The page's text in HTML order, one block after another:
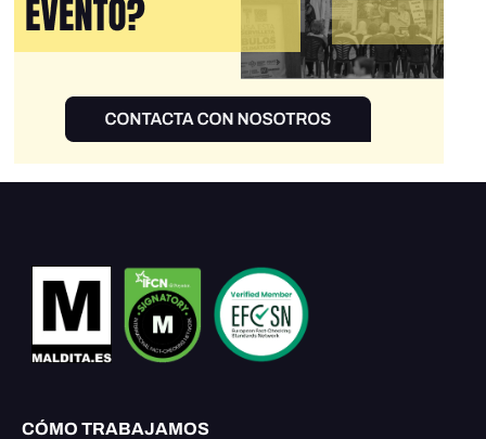
CÓMO TRABAJAMOS